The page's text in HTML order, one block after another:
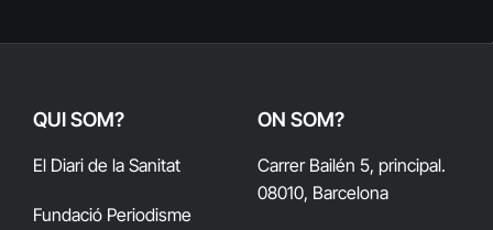
QUI SOM?
El Diari de la Sanitat
Fundació Periodisme
ON SOM?
Carrer Bailén 5, principal.
08010, Barcelona